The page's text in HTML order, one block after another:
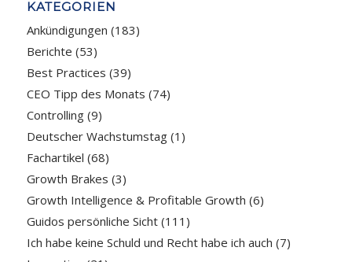
KATEGORIEN
Ankündigungen (183)
Berichte (53)
Best Practices (39)
CEO Tipp des Monats (74)
Controlling(9)
Deutscher Wachstumstag(1)
Fachartikel (68)
Growth Brakes (3)
Growth Intelligence & Profitable Growth (6)
Guidos persönliche Sicht(111)
Ich habe keine Schuld und Recht habe ich auch (7)